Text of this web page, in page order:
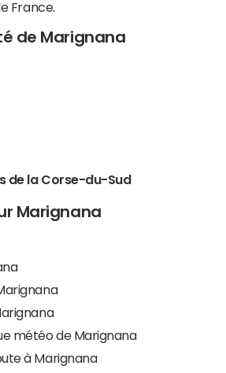
France.
de Marignana
de la Corse-du-Sud
Marignana
météo de Marignana
à Marignana